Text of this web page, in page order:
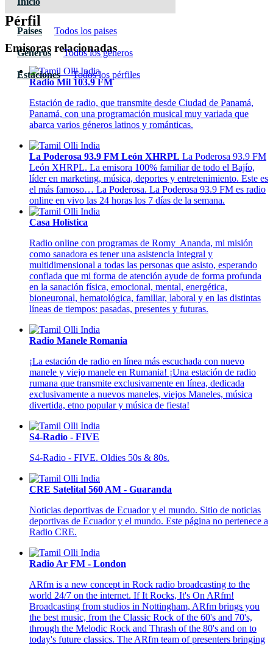
Paises Todos los paises
Géneros Todos los géneros
Estaciones Todos los pérfiles
Pérfil
Emisoras relacionadas
Radio Mil 103.9 FM
Estación de radio, que transmite desde Ciudad de Panamá,
Panamá, con una programación musical muy variada que
abarca varios géneros latinos y románticas.
La Poderosa 93.9 FM León XHRPL La Poderosa 93.9 FM
León XHRPL. La emisora 100% familiar de todo el Bajío,
líder en marketing, música, deportes y entretenimiento. Este es
el más famoso… La Poderosa. La Poderosa 93.9 FM es radio
online en vivo las 24 horas los 7 días de la semana.
Casa Holística
Radio online con programas de Romy Ananda, mi misión
como sanadora es tener una asistencia integral y
multidimensional a todas las personas que asisto, esperando
confiada que mi forma de atención ayude de forma profunda
en la sanación física, emocional, mental, energética,
bioneuronal, hematológica, familiar, laboral y en las distintas
líneas de tiempos: pasadas, presentes y futuras.
Radio Manele Romania
¡La estación de radio en línea más escuchada con nuevo
manele y viejo manele en Rumania! ¡Una estación de radio
rumana que transmite exclusivamente en línea, dedicada
exclusivamente a nuevos maneles, viejos Maneles, música
divertida, etno popular y música de fiesta!
S4-Radio - FIVE
S4-Radio - FIVE. Oldies 50s & 80s.
CRE Satelital 560 AM - Guaranda
Noticias deportivas de Ecuador y el mundo. Sitio de noticias
deportivas de Ecuador y el mundo. Este página no pertenece a
Radio CRE.
Radio Ar FM - London
ARfm is a new concept in Rock radio broadcasting to the
world 24/7 on the internet. If It Rocks, It's On ARfm!
Broadcasting from studios in Nottingham, ARfm brings you
the best music, from the Classic Rock of the 60's and 70's,
through the Melodic Rock and Thrash of the 80's and on to
today's future classics. The ARfm team of presenters bringing